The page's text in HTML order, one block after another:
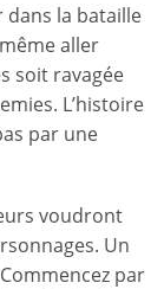
dans la bataille
aller
soit ravagée
L’histoire
par une
voudront
Un
par